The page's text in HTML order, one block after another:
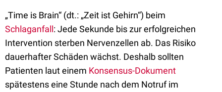
„Time is Brain“ (dt.: „Zeit ist Gehirn“) beim
Schlaganfall: Jede Sekunde bis zur erfolgreichen
Intervention sterben Nervenzellen ab. Das Risiko
dauerhafter Schäden wächst. Deshalb sollten
Patienten laut einem Konsensus-Dokument
spätestens eine Stunde nach dem Notruf im